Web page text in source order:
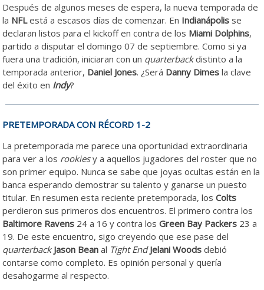
Después de algunos meses de espera, la nueva temporada de
la NFLestá a escasos días de comenzar. En Indianápolis se
declaran listos para el kickoff en contra de los Miami Dolphins,
partido a disputar el domingo 07 de septiembre. Como si ya
fuera una tradición, iniciaran con un quarterbackdistinto a la
temporada anterior, Daniel Jones. ¿Será Danny Dimes la clave
del éxito en Indy?
PRETEMPORADA CON RÉCORD 1-2
La pretemporada me parece una oportunidad extraordinaria
para ver a los rookiesy a aquellos jugadores del roster que no
son primer equipo. Nunca se sabe que joyas ocultas están en la
banca esperando demostrar su talento y ganarse un puesto
titular. En resumen esta reciente pretemporada, losColts
perdieron sus primeros dos encuentros. El primero contra los
Baltimore Ravens 24 a 16 y contra losGreen Bay Packers 23 a
19. De este encuentro, sigo creyendo que ese pase del
quarterback Jason Bean al Tight End Jelani Woods debió
contarse como completo. Es opinión personal y quería
desahogarme al respecto.